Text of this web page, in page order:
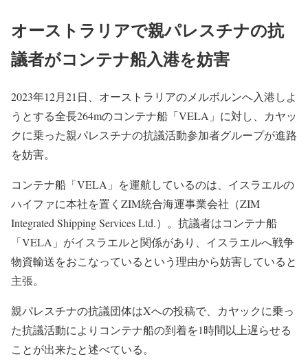
オーストラリアで親パレスチナの抗
議者がコンテナ船入港を妨害
2023年12月21日、オーストラリアのメルボルンへ入港しよ
うとする全長264mのコンテナ船「VELA」に対し、カヤッ
クに乗った親パレスチナの抗議活動参加者グループが進路
を妨害。
コンテナ船「VELA」を運航しているのは、イスラエルの
ハイファに本社を置くZIM統合海運事業会社（ZIM
Integrated Shipping Services Ltd.）。抗議者はコンテナ船
「VELA」がイスラエルと関係があり、イスラエルへ戦争
物資輸送をおこなっているという理由から妨害していると
主張。
親パレスチナの抗議団体はXへの投稿で、カヤックに乗っ
た抗議活動によりコンテナ船の到着を1時間以上遅らせる
ことが出来たと述べている。